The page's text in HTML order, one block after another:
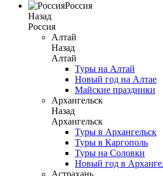
Россия
Назад
Россия
Алтай
Назад
Алтай
Туры на Алтай
Новый год на Алтае
Майские праздники
Архангельск
Назад
Архангельск
Туры в Архангельск
Туры в Каргополь
Туры на Соловки
Новый год в
Астрахань